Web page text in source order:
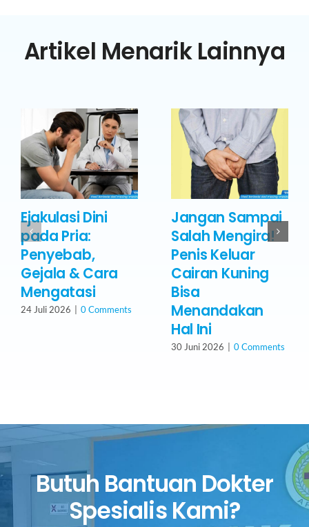
Artikel Menarik Lainnya
Ejakulasi Dini
pada Pria:
Penyebab,
Gejala & Cara
Mengatasi
24 Juli 2026 0 Comments
Jangan Sampai
Salah Mengira!
Penis Keluar
Cairan Kuning
Bisa
Menandakan
Hal Ini
30 Juni 2026 0 Comments
Butuh Bantuan Dokter
Spesialis Kami?